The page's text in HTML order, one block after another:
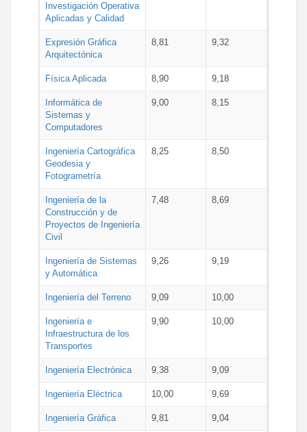
Investigación Operativa
Aplicadas y Calidad
Expresión Gráfica
Arquitectónica
8,81 9,32
Física Aplicada 8,90 9,18
Informática de
Sistemas y
Computadores
9,00 8,15
Ingeniería Cartográfica
Geodesia y
Fotogrametría
8,25 8,50
Ingeniería de la
Construcción y de
Proyectos de Ingeniería
Civil
7,48 8,69
Ingeniería de Sistemas
y Automática
9,26 9,19
Ingeniería del Terreno 9,09 10,00
Ingeniería e
Infraestructura de los
Transportes
9,90 10,00
Ingeniería Electrónica 9,38 9,09
Ingeniería Eléctrica 10,00 9,69
Ingeniería Gráfica 9,81 9,04